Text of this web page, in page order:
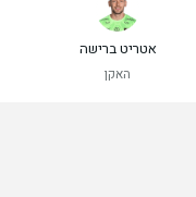
אטריט ברישה
האקן